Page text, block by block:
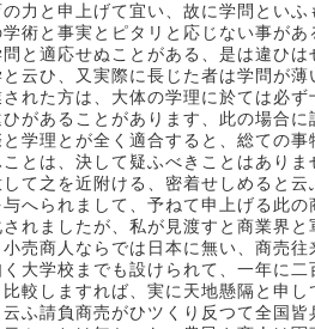
力と申上げて宜い、故に学問とい
術と事実とピタリと応じない事が
と適応せぬことがある、是は違ひ
云ひ、又実際に長じた者は学問が
れた方は、大体の学理に於ては必
があることがあります、此の場合
学理とが全く適合すると、総ての
とは、決して疑ふべきことはあり
て之を近附ける、密着せしめると
へられまして、予ねて申上げる此
れましたが、私が見渡すと商業界
売商人ならでは日本に無い、商売
大学校までも設けられて、一年に
比較しますれば、実に天地懸隔と申
ふ請負商売がひツくり反つて全国